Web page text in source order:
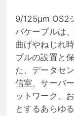
9/125μm OS2
バケーブルは
曲げやねじれ
ブルの設置と
た、データセ
信室、サーバ
ットワーク、
とするあらゆ